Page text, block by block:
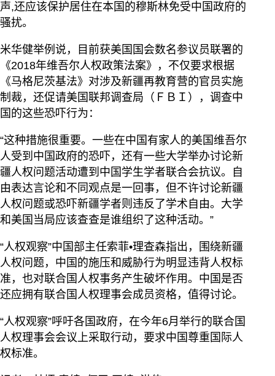
声,还应该保护居住在本国的穆斯林免受中国政府的
骚扰。
米华健举例说，目前获美国国会数名参议员联署的
《2018年维吾尔人权政策法案》，不仅要求根据
《马格尼茨基法》对涉及新疆再教育营的官员实施
制裁，还促请美国联邦调查局（ＦＢＩ），调查中
国的这些恐吓行为：
“这种措施很重要。一些在中国有家人的美国维吾尔
人受到中国政府的恐吓，还有一些大学举办讨论新
疆人权问题活动遭到中国学生学者联合会抗议。自
由表达言论和不同观点是一回事，但不许讨论新疆
人权问题或恐吓新疆学者则违反了学术自由。大学
和美国当局应该查查是谁组织了这种活动。”
“人权观察”中国部主任索菲•理查森指出，围绕新疆
人权问题，中国的施压和威胁行为明显违背人权标
准，也对联合国人权事务产生破坏作用。中国是否
还应拥有联合国人权理事会成员资格，值得讨论。
“人权观察”呼吁各国政府，在今年6月举行的联合国
人权理事会会议上采取行动，要求中国尊重国际人
权标准。